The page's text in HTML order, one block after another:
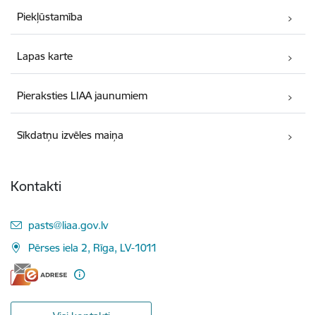
Piekļūstamība
Lapas karte
Pieraksties LIAA jaunumiem
Sīkdatņu izvēles maiņa
Kontakti
E-pasts:
pasts@liaa.gov.lv
Pērses iela 2, Rīga, LV-1011